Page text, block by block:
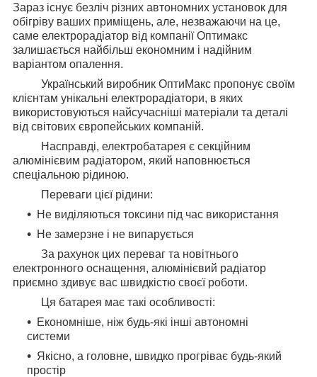
Зараз існує безліч різних автономних установок для
обігріву ваших приміщень, але, незважаючи на це,
саме електрорадіатор від компанії Оптимакс
залишається найбільш економним і надійним
варіантом опалення.
Український виробник ОптиМакс пропонує своїм
клієнтам унікальні електрорадіатори, в яких
використовуються найсучасніші матеріали та деталі
від світових європейських компаній.
Насправді, електробатарея є секційним
алюмінієвим радіатором, який наповнюється
спеціальною рідиною.
Переваги цієї рідини:
Не виділяються токсини під час використання
Не замерзне і не випарується
За рахунок цих переваг та новітнього
електронного оснащення, алюмінієвий радіатор
приємно здивує вас швидкістю своєї роботи.
Ця батарея має такі особливості:
Економніше, ніж будь-які інші автономні
системи
Якісно, ​​а головне, швидко прогріває будь-який
простір